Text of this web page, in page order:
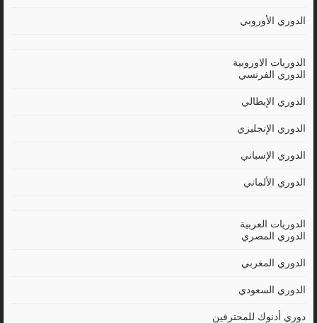
الدوري الأوروبي
الدوريات الاوروبية
الدوري الفرنسي
الدوري الإيطالي
الدوري الإنجليزي
الدوري الإسباني
الدوري الألماني
الدوريات العربية
الدوري المصري
الدوري المغربي
الدوري السعودي
دوري أدنوك للمحترفين